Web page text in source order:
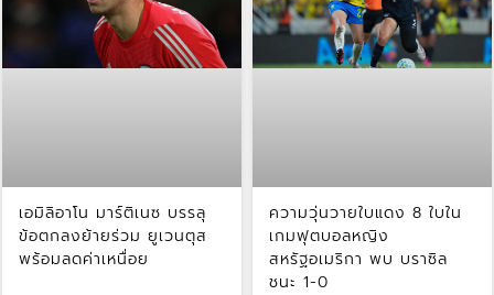
เอมิลิอาโน มาร์ติเนซ บรรลุ
ข้อตกลงย้ายร่วม ยูเวนตุส
พร้อมลดค่าเหนื่อย
ความวุ่นวายใบแดง 8 ใบใน
เกมฟุตบอลหญิง
สหรัฐอเมริกา พบ บราซิล
ชนะ 1-0